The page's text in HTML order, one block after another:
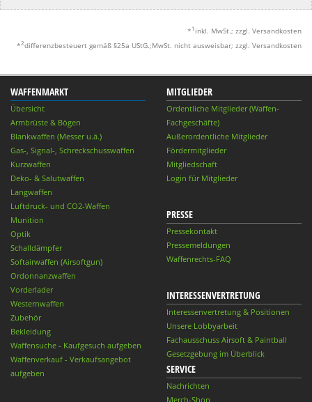
* 1 inkl. MwSt.; zzgl. Versandkosten
*2differenzbesteuert gemäß §25a UStG.;MwSt. nicht ausweisbar; zzgl. Versandkosten
WAFFENMARKT
Übersicht
Armbrüste & Bögen
Blankwaffen (Messer u.ä.)
Gas-, Signal-, Schreckschusswaffen
Kurzwaffen
Deko- & Salutwaffen
Langwaffen
Luftdruck- und CO2-Waffen
Munition
Optik
Schalldämpfer
Softairwaffen (Airsoftgun)
Ordonnanzwaffen
Vorderlader
Westernwaffen
Zubehör
Bekleidung
Waffensuche - Kaufgesuch aufgeben
Waffenverkauf - Verkaufsangebot
aufgeben
MITGLIEDER
Ordentliche Mitglieder (Waffen-
Fachgeschäfte)
Außerordentliche Mitglieder
Fördermitglieder
Mitgliedschaft
Login für Mitglieder
PRESSE
Pressekontakt
Pressemeldungen
Waffenrechts-FAQ
INTERESSENVERTRETUNG
Interessenvertretung & Positionen
Unsere Lobbyarbeit
Fachausschuss Airsoft & Paintball
Gesetzgebung im Überblick
SERVICE
Nachrichten
Merch-Shop